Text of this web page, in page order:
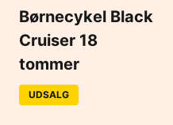
Børnecykel Black
Cruiser 18
tommer
UDSALG